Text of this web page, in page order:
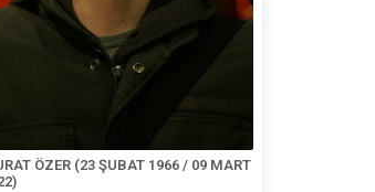
ÖZER (23 ŞUBAT 1966 / 09 MART